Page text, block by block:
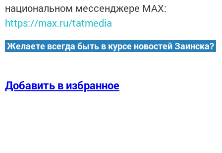
национальном мессенджере MАХ:
https://max.ru/tatmedia
Желаете всегда быть в курсе новостей Заинска?
Добавить в избранное